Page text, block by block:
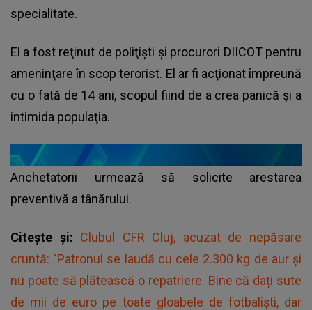
specialitate.
El a fost reţinut de poliţişti şi procurori DIICOT pentru
ameninţare în scop terorist. El ar fi acţionat împreună
cu o fată de 14 ani, scopul fiind de a crea panică şi a
intimida populaţia.
Anchetatorii urmează să solicite arestarea
preventivă a tânărului.
Citește și: Clubul CFR Cluj, acuzat de nepăsare
cruntă: "Patronul se laudă cu cele 2.300 kg de aur și
nu poate să plătească o repatriere. Bine că dați sute
de mii de euro pe toate gloabele de fotbaliști, dar